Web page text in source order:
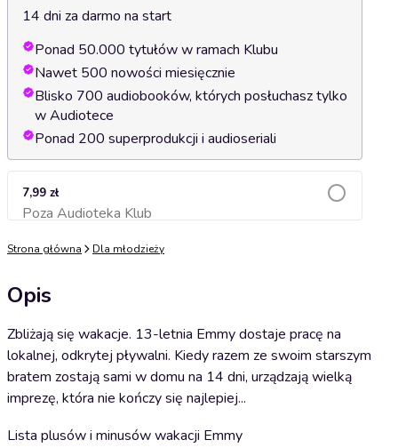
14 dni za darmo na start
Ponad 50.000 tytułów w ramach Klubu
Nawet 500 nowości miesięcznie
Blisko 700 audiobooków, których posłuchasz tylko
w Audiotece
Ponad 200 superprodukcji i audioseriali
7,99 zł
Poza Audioteka KlubDodaj do koszyka
Strona główna Dla młodzieży
Opis
Zbliżają się wakacje. 13-letnia Emmy dostaje pracę na
lokalnej, odkrytej pływalni. Kiedy razem ze swoim starszym
bratem zostają sami w domu na 14 dni, urządzają wielką
imprezę, która nie kończy się najlepiej...
Lista plusów i minusów wakacji Emmy